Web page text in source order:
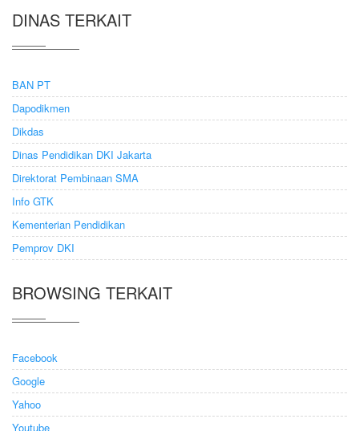
DINAS TERKAIT
BAN PT
Dapodikmen
Dikdas
Dinas Pendidikan DKI Jakarta
Direktorat Pembinaan SMA
Info GTK
Kementerian Pendidikan
Pemprov DKI
BROWSING TERKAIT
Facebook
Google
Yahoo
Youtube